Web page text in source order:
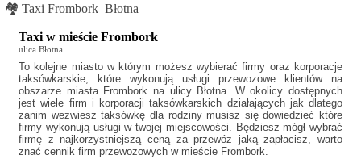
🏘 Taxi Frombork Błotna
Taxi w mieście Frombork
ulica Błotna
To kolejne miasto w którym możesz wybierać firmy oraz korporacje
taksówkarskie, które wykonują usługi przewozowe klientów na
obszarze miasta Frombork na ulicy Błotna. W okolicy dostępnych
jest wiele firm i korporacji taksówkarskich działających jak dlatego
zanim wezwiesz taksówkę dla rodziny musisz się dowiedzieć które
firmy wykonują usługi w twojej miejscowości. Będziesz mógł wybrać
firmę z najkorzystniejszą ceną za przewóz jaką zapłacisz, warto
znać cennik firm przewozowych w mieście Frombork.